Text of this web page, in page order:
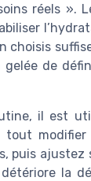
réels ».
choisis
de
il est
modifier
puis
la